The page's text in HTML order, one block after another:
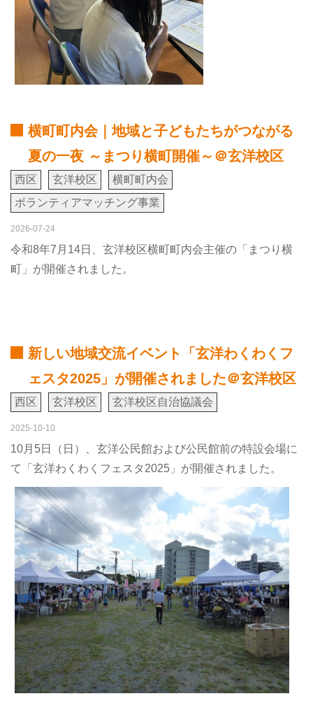
横町町内会｜地域と子どもたちがつながる
夏の一夜 ～まつり横町開催～＠玄洋校区
西区 玄洋校区
横町町内会
ボランティアマッチング事業
2026-07-24
令和8年7月14日、玄洋校区横町町内会主催の「まつり横
町」が開催されました。
新しい地域交流イベント「玄洋わくわくフ
ェスタ2025」が開催されました＠玄洋校区
西区 玄洋校区 玄洋校区自治協議会
2025-10-10
10月5日（日）、玄洋公民館および公民館前の特設会場に
て「玄洋わくわくフェスタ2025」が開催されました。